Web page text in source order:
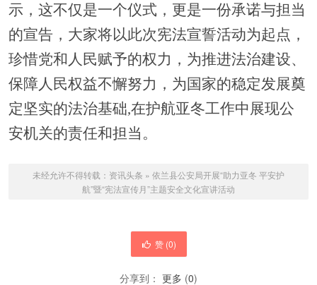
示 ，这不仅是一个仪式，更是一份承诺与担当
的宣告， 大家将以此次宪法宣誓活动为起点，
珍惜党和人民赋予的权力，为推进法治建设、
保障人民权益不懈努力，为国家的稳定发展奠
定坚实的法治基础,在护航亚冬工作中 展现公
安机关的责任和担当。
未经允许不得转载： 资讯头条 » 依兰县公安局开展“助力亚冬 平安护
航”暨“宪法宣传月”主题安全文化宣讲活动
赞 (0)
分享到： 更多 (0)